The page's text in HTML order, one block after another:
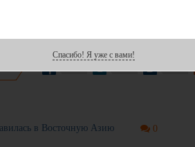
в Восточную Азию 0
Спасибо! Я уже с вами!